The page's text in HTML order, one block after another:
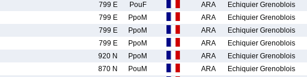
799 E PouF ARA
Echiquier Grenoblois
799 E PpoM ARA
Echiquier Grenoblois
799 E PpoM ARA
Echiquier Grenoblois
799 E PpoM ARA
Echiquier Grenoblois
920 N PpoM ARA
Echiquier Grenoblois
870 N PouM ARA
Echiquier Grenoblois